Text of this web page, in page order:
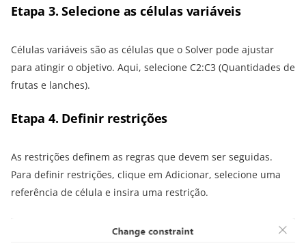
Etapa 3. Selecione as células variáveis
Células variáveis são as células que o Solver pode ajustar
para atingir o objetivo. Aqui, selecione C2:C3 (Quantidades de
frutas e lanches).
Etapa 4. Definir restrições
As restrições definem as regras que devem ser seguidas.
Para definir restrições, clique em Adicionar, selecione uma
referência de célula e insira uma restrição.